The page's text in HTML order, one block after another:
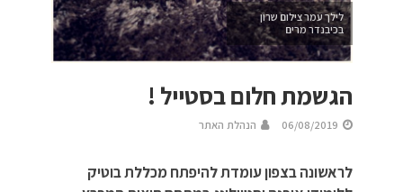
לילך עמר צילום שרון
בכיבנדר מרים
הגשמת חלום בסטייל !
06/08/2019 הנהלת האתר
לראשונה בצפון עומדת להיפתח מכללת בוטיק